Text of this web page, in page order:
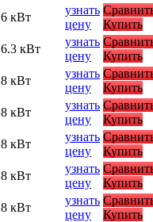
6 кВт
узнать
цену
Купить
6.3 кВт
узнать
цену
Купить
8 кВт
узнать
цену
Купить
8 кВт
узнать
цену
Купить
8 кВт
узнать
цену
Купить
8 кВт
узнать
цену
Купить
8 кВт
узнать
цену
Купить